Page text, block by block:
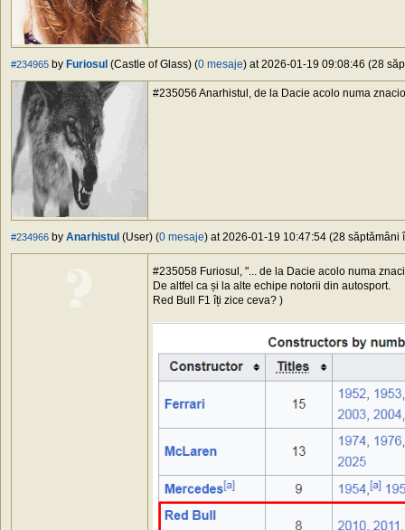
#234965 by Furiosul (Castle of Glass) (0 mesaje) at 2026-01-19 09:08:46 (28
#235056 Anarhistul, de la Dacie acolo numa
#234966 by Anarhistul (User) (0 mesaje) at 2026-01-19 10:47:54 (28 săptămâni
#235058 Furiosul, "... de la Dacie acolo numa
De altfel ca și la alte echipe notorii din autosport.
Red Bull F1 îți zice ceva? )